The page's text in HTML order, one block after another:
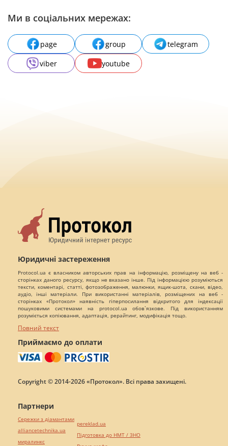
Ми в соціальних мережах:
page group
telegram
viber
youtube
Юридичні застереження
Protocol.ua є власником авторських прав на інформацію, розміщену на веб -
сторінках даного ресурсу, якщо не вказано інше. Під інформацією розуміються
тексти, коментарі, статті, фотозображення, малюнки, ящик-шота, скани, відео,
аудіо, інші матеріали. При використанні матеріалів, розміщених на веб -
сторінках «Протокол» наявність гіперпосилання відкритого для індексації
пошуковими системами на protocol.ua обов`язкове. Під використанням
розуміється копіювання, адаптація, рерайтинг, модифікація тощо.
Повний текст
Приймаємо до оплати
Copyright © 2014-2026 «Протокол». Всі права захищені.
Партнери
Сережки з діамантами
alliancetechnika.ua
миралинкс
pereklad.ua
Підготовка до НМТ / ЗНО